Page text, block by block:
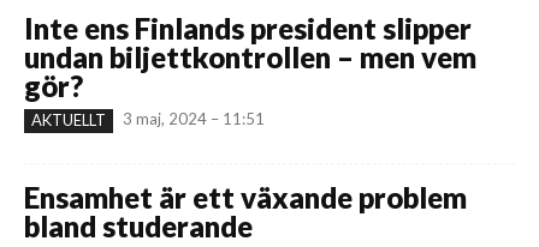
Inte ens Finlands president slipper
undan biljettkontrollen – men vem
gör?
AKTUELLT 3 maj, 2024 – 11:51
Ensamhet är ett växande problem
bland studerande